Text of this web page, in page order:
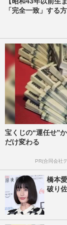
「完全一致」する
宝くじの“運任せ”
だけ変わる
PR(合同会社
橋本
破り